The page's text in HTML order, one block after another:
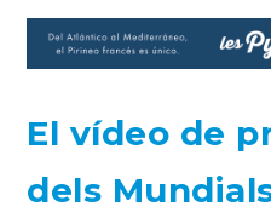
El vídeo de
dels